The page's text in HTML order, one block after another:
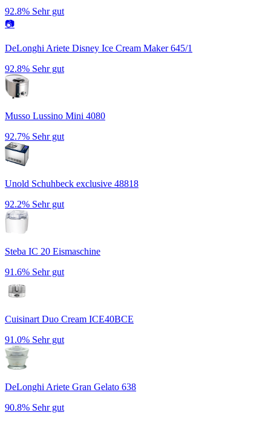
92.8% Sehr gut
📷
DeLonghi Ariete Disney Ice Cream Maker 645/1
92.8% Sehr gut
Musso Lussino Mini 4080
92.7% Sehr gut
Unold Schuhbeck exclusive 48818
92.2% Sehr gut
Steba IC 20 Eismaschine
91.6% Sehr gut
Cuisinart Duo Cream ICE40BCE
91.0% Sehr gut
DeLonghi Ariete Gran Gelato 638
90.8% Sehr gut